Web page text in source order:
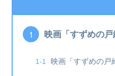
映画「すずめの
映画「すずめの戸